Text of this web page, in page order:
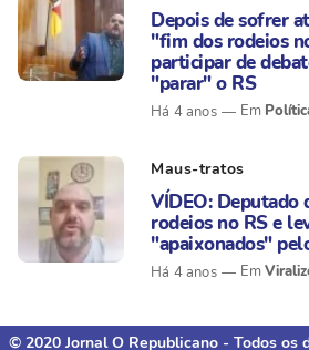
Depois de sofrer
"fim dos rodeios
participar de
"parar" o RS
Há 4 anos
Maus-tratos
VÍDEO: Deputado
rodeios no RS e
"apaixonados"
Há 4 anos
© 2020 Jornal O Republicano - Todos os